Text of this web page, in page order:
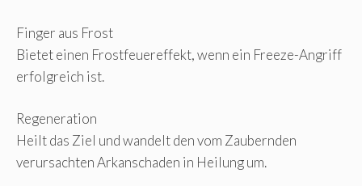
Finger aus Frost
Bietet einen Frostfeuereffekt, wenn ein Freeze-Angriff
erfolgreich ist.
Regeneration
Heilt das Ziel und wandelt den vom Zaubernden
verursachten Arkanschaden in Heilung um.